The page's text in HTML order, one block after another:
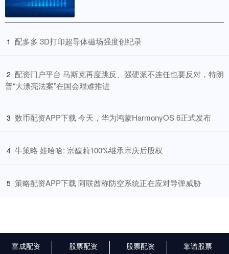
1 ​配多多 3D打印超导体磁场强度创纪录
2 ​配资门户平台 马斯克再度跳反、强硬派不连任也要反对，特朗
普“大漂亮法案”在国会艰难推进
3 ​数币配资APP下载 今天，华为鸿蒙HarmonyOS 6正式发布
4 ​牛策略 娃哈哈: 宗馥莉100%继承宗庆后股权
5 ​策略配资APP下载 阿联酋称防空系统正在应对导弹威胁
富成配资
股票配资
股票配资
靠谱股票